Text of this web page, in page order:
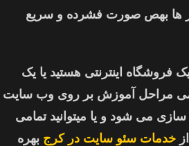
ها بهص صورت فشرده و سریع
اینترنتی هستید یا یک
مراحل آموزش بر روی وب سایت
می شود و یا میتوانید تمامی
خدمات سئو سایت در کرج بهره